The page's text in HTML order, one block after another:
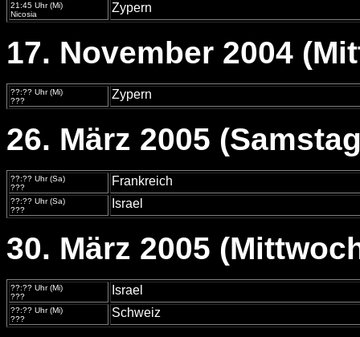
21:45 Uhr (Mi)
Nicosia
Zypern
17. November 2004
??:?? Uhr (Mi)
???
Zypern
26. März 2005
??:?? Uhr (Sa)
???
Frankreich
??:?? Uhr (Sa)
???
Israel
30. März 2005
??:?? Uhr (Mi)
???
Israel
??:?? Uhr (Mi)
???
Schweiz